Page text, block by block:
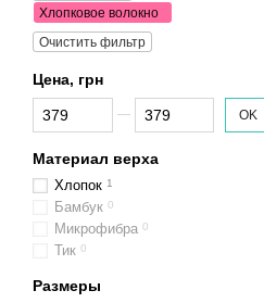
Хлопковое волокно
Очистить фильтр
Цена, грн
От Цена, грн
До Цена, грн OK
Материал верха
Хлопок 1
Бамбук 0
Микрофибра 0
Тик 0
Размеры